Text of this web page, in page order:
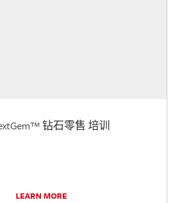
钻石零售 培训
LEARN MORE